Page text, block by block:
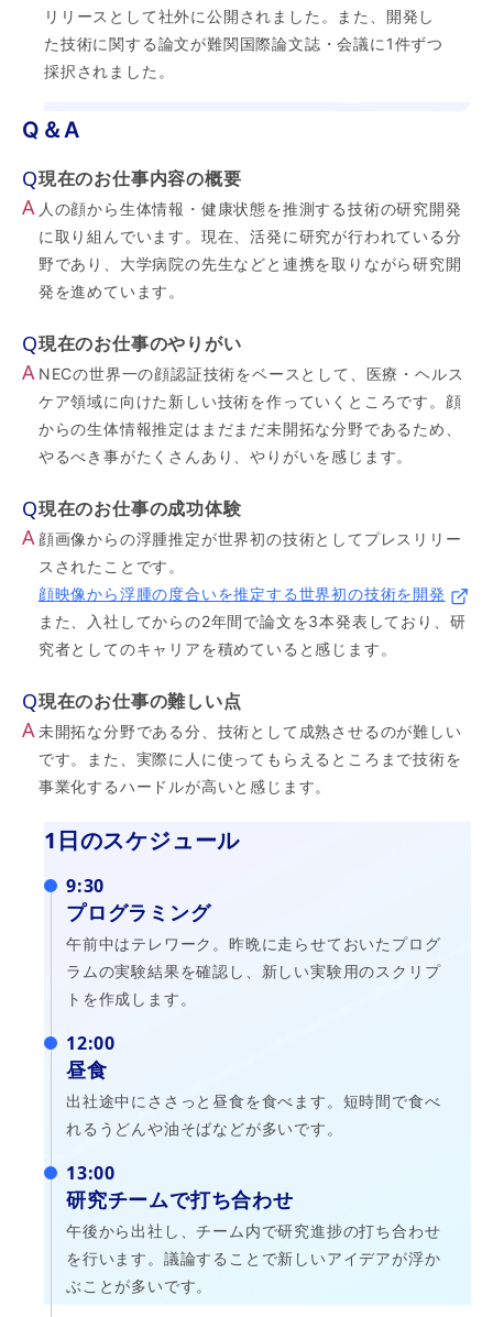
リリースとして社外に公開されました。また、開発し
た技術に関する論文が難関国際論文誌・会議に1件ずつ
採択されました。
Q＆A
Q現在のお仕事内容の概要
A 人の顔から生体情報・健康状態を推測する技術の研究開発
に取り組んでいます。現在、活発に研究が行われている分
野であり、大学病院の先生などと連携を取りながら研究開
発を進めています。
Q現在のお仕事のやりがい
A NECの世界一の顔認証技術をベースとして、医療・ヘルス
ケア領域に向けた新しい技術を作っていくところです。顔
からの生体情報推定はまだまだ未開拓な分野であるため、
やるべき事がたくさんあり、やりがいを感じます。
Q現在のお仕事の成功体験
A 顔画像からの浮腫推定が世界初の技術としてプレスリリー
スされたことです。
顔映像から浮腫の度合いを推定する世界初の技術を開発
また、入社してからの2年間で論文を3本発表しており、研
究者としてのキャリアを積めていると感じます。
Q現在のお仕事の難しい点
A未開拓な分野である分、技術として成熟させるのが難しい
です。また、実際に人に使ってもらえるところまで技術を
事業化するハードルが高いと感じます。
1日のスケジュール
9:30
プログラミング
午前中はテレワーク。昨晩に走らせておいたプログ
ラムの実験結果を確認し、新しい実験用のスクリプ
トを作成します。
12:00
昼食
出社途中にささっと昼食を食べます。短時間で食べ
れるうどんや油そばなどが多いです。
13:00
研究チームで打ち合わせ
午後から出社し、チーム内で研究進捗の打ち合わせ
を行います。議論することで新しいアイデアが浮か
ぶことが多いです。